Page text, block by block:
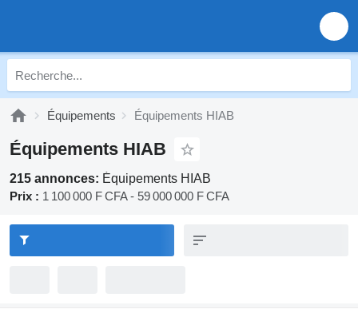
Équipements Équipements HIAB
Équipements HIAB
215 annonces: Équipements HIAB
Prix : 1 100 000 F CFA - 59 000 000 F CFA